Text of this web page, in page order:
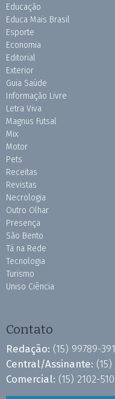
Educação
Educa Mais Brasil
Esporte
Economia
Editorial
Exterior
Guia Saúde
Informação Livre
Letra Viva
Magnus Futsal
Mix
Motor
Pets
Receitas
Revistas
Necrologia
Outro Olhar
Presença
São Bento
Tá na Rede
Tecnologia
Turismo
Uniso Ciência
Contato
Redação: (15) 99789-
Central/Assinante:
Comercial: (15) 2102-